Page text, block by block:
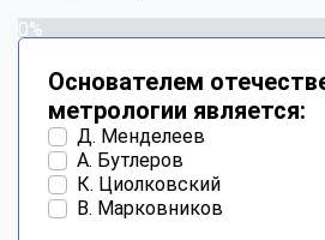
0%
Основателем
метрологии является:
Д. Менделеев
А. Бутлеров
К. Циолковский
В. Марковников